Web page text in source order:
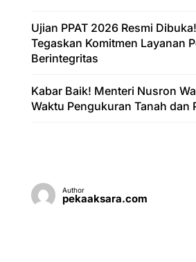
Ujian PPAT 2026 Resmi
Tegaskan Komitmen Layanan
Berintegritas
Kabar Baik! Menteri Nusron
Waktu Pengukuran Tanah dan
Author
pekaaksara.com